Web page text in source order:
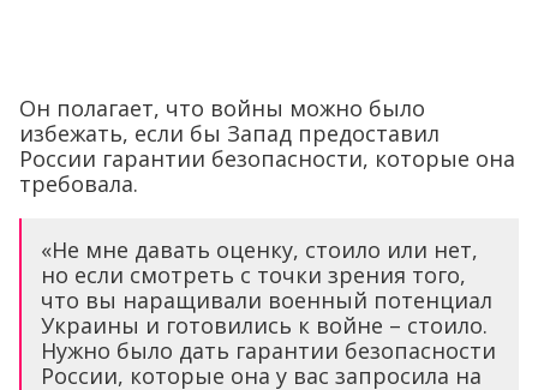
Он полагает, что войны можно было
избежать, если бы Запад предоставил
России гарантии безопасности, которые она
требовала.
«Не мне давать оценку, стоило или нет,
но если смотреть с точки зрения того,
что вы наращивали военный потенциал
Украины и готовились к войне – стоило.
Нужно было дать гарантии безопасности
России, которые она у вас запросила на